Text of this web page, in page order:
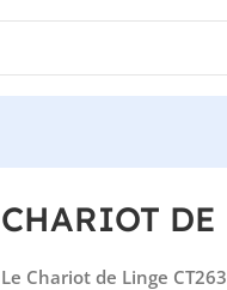
CHARIOT
Le Chariot de Linge